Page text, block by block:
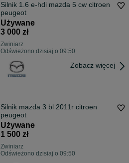
Silnik 1.6 e-hdi mazda 5 cw citroen
peugeot
Używane
3 000 zł
Zwiniarz
Odświeżono dzisiaj o 09:50
Zobacz więcej
Silnik mazda 3 bl 2011r citroen
peugeot
Używane
1 500 zł
Zwiniarz
Odświeżono dzisiaj o 09:50